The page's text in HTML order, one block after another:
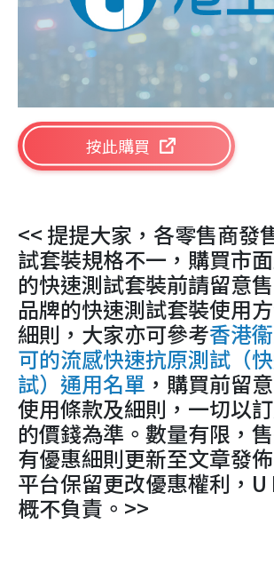
按此購買
<< 提提大家，各零售商發
試套裝規格不一，購買市
的快速測試套裝前請留意
品牌的快速測試套裝使用
細則，大家亦可參考香港
可的流感快速抗原測試（
試）通用名單 ，購買前留
使用條款及細則，一切以
的價錢為準。數量有限，
有優惠細則更新至文章發
平台保留更改優惠權利，
概不負責。>>